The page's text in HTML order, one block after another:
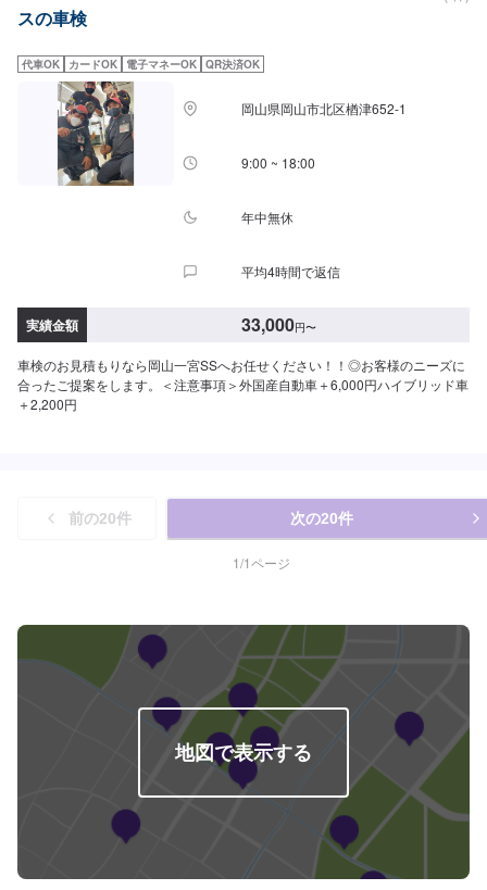
スの車検
代車OK カードOK 電子マネーOK QR決済OK
岡山県岡山市北区楢津652-1
9:00 ~ 18:00
年中無休
平均4時間で返信
実績金額 33,000円〜
車検のお見積もりなら岡山一宮SSへお任せください！！◎お客様のニーズに
合ったご提案をします。＜注意事項＞外国産自動車＋6,000円ハイブリッド車
＋2,200円
前の20件 次の20件
1/1ページ
地図で表示する